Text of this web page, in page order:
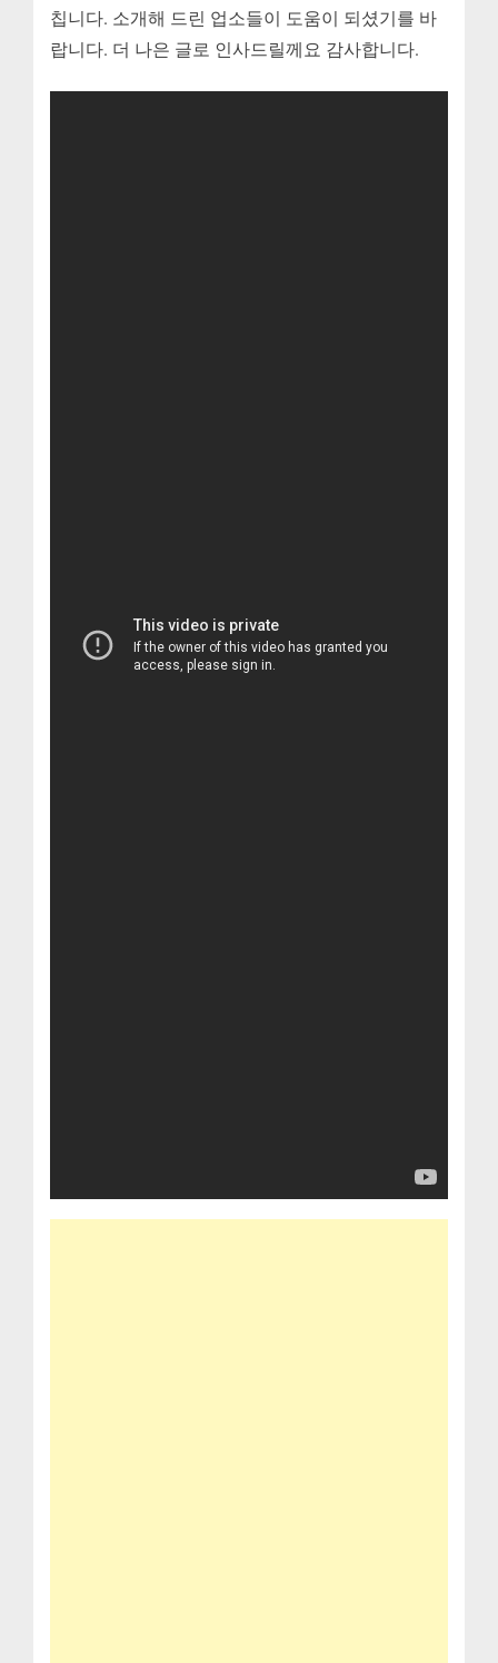
칩니다. 소개해 드린 업소들이 도움이 되셨기를 바
랍니다. 더 나은 글로 인사드릴께요 감사합니다.